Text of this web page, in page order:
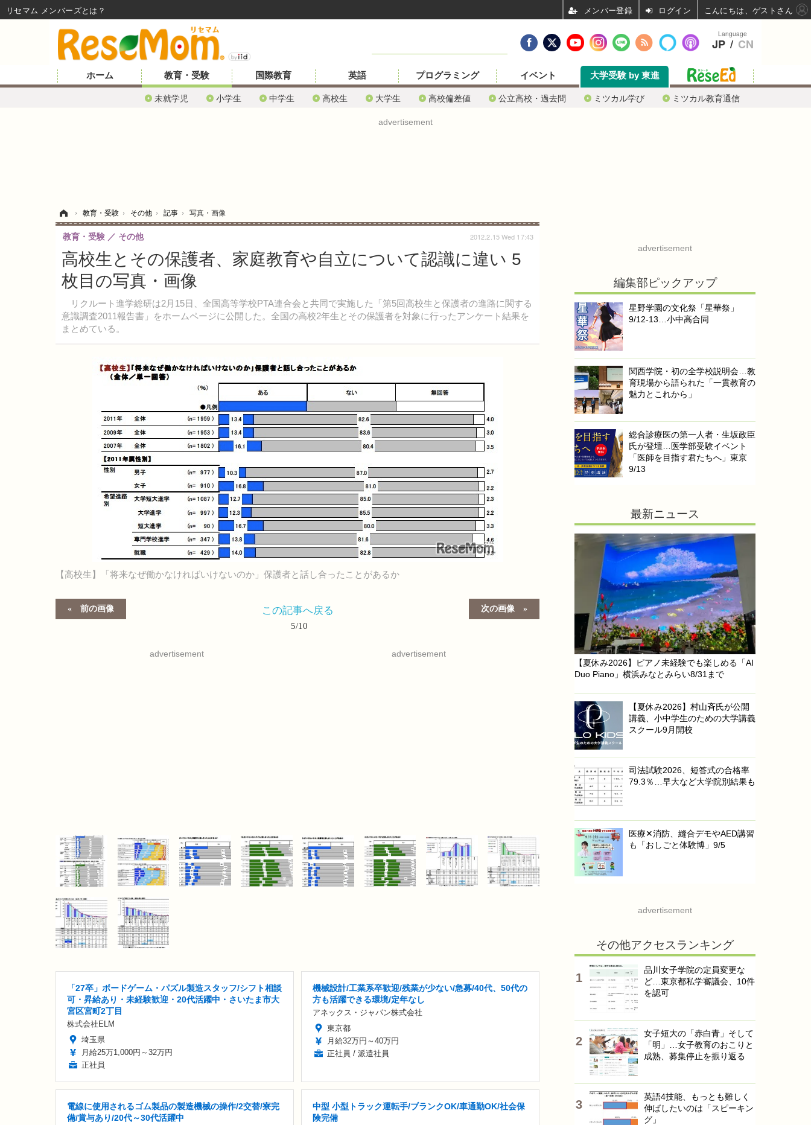
ホーム 教育・受験
未就学児 小学生 中学生 高校生 大学生 高校偏差値 公立高校・過去問 ミツカル学び ミツカル教育通信
国際教育 英語 プログラミング イベント 大学受験 by 東進
advertisement
› 教育・受験 › その他 › 記事 › 写真・画像
高校生とその保護者、家庭教育や自立について認識に違い 5
枚目の写真・画像
リクルート進学総研は2月15日、全国高等学校PTA連合会と共同で実施した「第5回高校生と保護者の進路に関する
意識調査2011報告書」をホームページに公開した。全国の高校2年生とその保護者を対象に行ったアンケート結果を
まとめている。
教育・受験 その他 2012.2.15 Wed 17:43
【高校生】「将来なぜ働かなければいけないのか」保護者と話し合ったことがあるか
前の画像 次の画像
この記事へ戻る
5/10
advertisement advertisement
「27卒」ボードゲーム・パズル製造スタッフ/シフト相談
可・昇給あり・未経験歓迎・20代活躍中・さいたま市大
宮区宮町2丁目
株式会社ELM
埼玉県
月給25万1,000円～32万円
正社員
機械設計/工業系卒歓迎/残業が少ない/急募/40代、50代の
方も活躍できる環境/定年なし
アネックス・ジャパン株式会社
東京都
月給32万円～40万円
正社員 / 派遣社員
電線に使用されるゴム製品の製造機械の操作/2交替/寮完
備/賞与あり/20代～30代活躍中
中型 小型トラック運転手/ブランクOK/車通勤OK/社会保
険完備
advertisement
編集部ピックアップ
星野学園の文化祭「星華祭」
9/12-13…小中高合同
関西学院・初の全学校説明会…教
育現場から語られた「一貫教育の
魅力とこれから」
総合診療医の第一人者・生坂政臣
氏が登壇…医学部受験イベント
「医師を目指す君たちへ」東京
9/13
最新ニュース
【夏休み2026】ピアノ未経験でも楽しめる「AI
Duo Piano」横浜みなとみらい8/31まで
【夏休み2026】村山斉氏が公開
講義、小中学生のための大学講義
スクール9月開校
司法試験2026、短答式の合格率
79.3％…早大など大学院別結果も
医療✕消防、縫合デモやAED講習
も「おしごと体験博」9/5
advertisement
その他アクセスランキング
品川女子学院の定員変更な
ど…東京都私学審議会、10件
を認可
女子短大の「赤白青」そして
「明」…女子教育のおこりと
成熟、募集停止を振り返る
英語4技能、もっとも難しく
伸ばしたいのは「スピーキン
グ」
Language
JP / CN
リセマム メンバーズ ログイン こんにちは、ゲストさん